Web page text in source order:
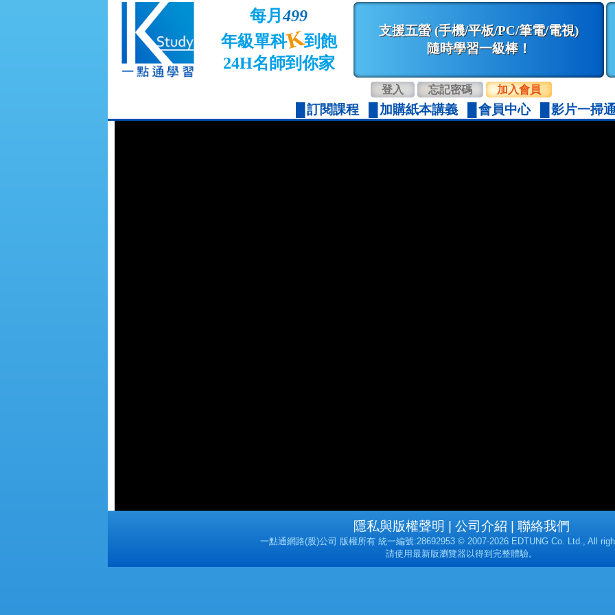
每月499
年級單科K到飽
24H名師到你家
支援五螢 (手機/平板/PC/筆電/電視)
隨時學習一級棒！
登入 忘記密碼 加入會員
訂閱課程 加購紙本講義 會員中心 影片一掃
隱私與版權聲明 公司介紹 聯絡我們
一點通網路(股)公司 版權所有 統一編號:28692953 © 2007-2026 EDTUNG Co. Ltd., All
請使用最新版瀏覽器以得到完整體驗。